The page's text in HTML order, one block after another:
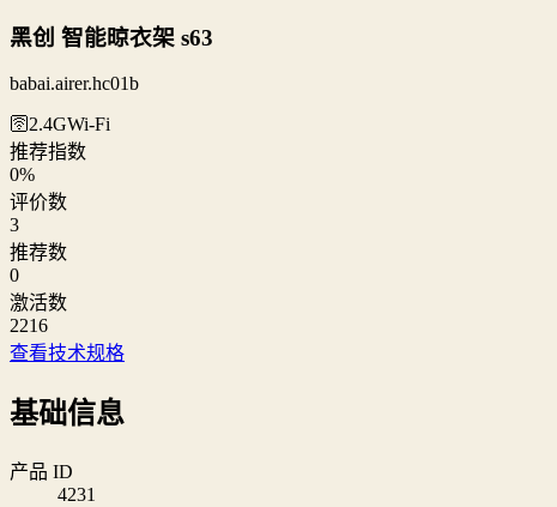
黑创 智能晾衣架 s63
babai.airer.hc01b
🛜2.4GWi‑Fi
推荐指数
0%
评价数
3
推荐数
0
激活数
2216
查看技术规格
基础信息
产品 ID
4231